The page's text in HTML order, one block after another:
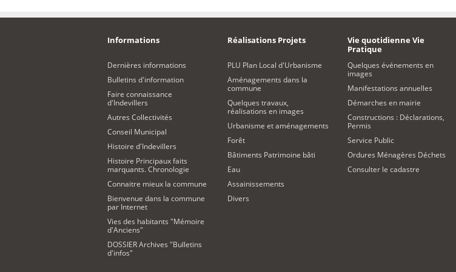
Informations
Dernières informations
Bulletins d'information
Faire connaissance
d'Indevillers
Autres Collectivités
Conseil Municipal
Histoire d'Indevillers
Histoire Principaux faits
marquants. Chronologie
Connaitre mieux la commune
Bienvenue dans la commune
par Internet
Vies des habitants "Mémoire
d'Anciens"
DOSSIER Archives "Bulletins
d'infos"
Réalisations Projets
PLU Plan Local d'Urbanisme
Aménagements dans la
commune
Quelques travaux,
réalisations en images
Urbanisme et aménagements
Forêt
Bâtiments Patrimoine bâti
Eau
Assainissements
Divers
Vie quotidienne Vie
Pratique
Quelques événements en
images
Manifestations annuelles
Démarches en mairie
Constructions : Déclarations,
Permis
Service Public
Ordures Ménagères Déchets
Consulter le cadastre